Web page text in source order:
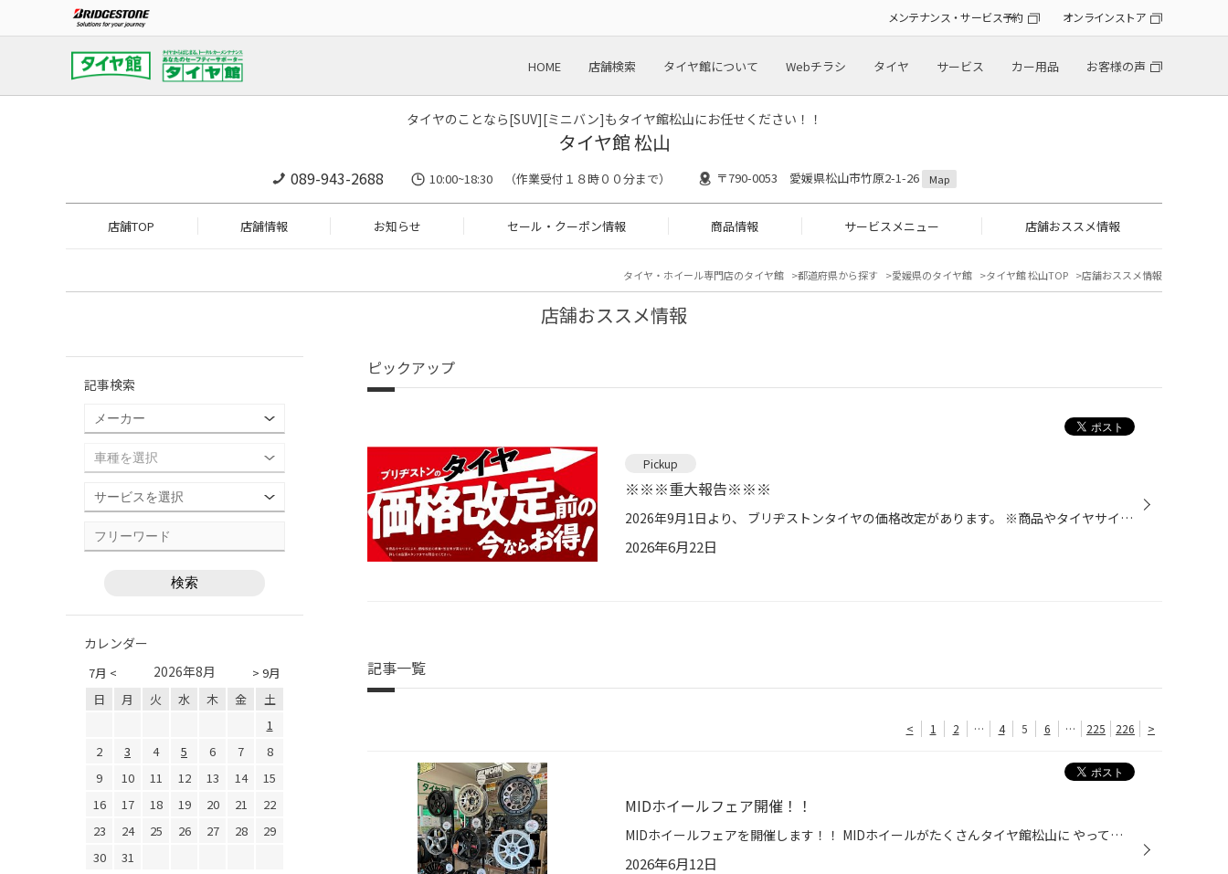
メンテナンス・サービス予約 オンラインストア
HOME 店舗検索 タイヤ館について Webチラシ タイヤ サービス カー用品 お客様の声
タイヤのことなら[SUV][ミニバン]もタイヤ館松山にお任せください！！
タイヤ館 松山
089-943-2688 10:00~18:30 （作業受付１８時００分まで） 〒790-0053 愛媛県松山市竹原2-1-26 Map
店舗TOP 店舗情報 お知らせ セール・クーポン情報 商品情報 サービスメニュー 店舗おススメ情報
タイヤ・ホイール専門店のタイヤ館 都道府県から探す 愛媛県のタイヤ館 タイヤ館 松山TOP 店舗おススメ情報
店舗おススメ情報
ピックアップ
Pickup
※※※重大報告※※※
2026年9月1日より、 ブリヂストンタイヤの価格改定があります。 ※商品やタイヤサイズにより、価格改定の有無・ 改定率が異なります。 価格改定前の今がお得です!! タイヤ交換をお考えの方はお早めに タイヤ館松山にお越しください(^^)/
2026年6月22日
記事一覧
< 1 2 … 4 5 6 … 225 226 >
MIDホイールフェア開催！！
MIDホイールフェアを開催します！！ MIDホイールがたくさんタイヤ館松山に やってきました！！ ラグジュアリーなデザインからスポーティーな ホイールまで幅広く展示しております！！ 開催期間 ６月１２日～６月２９日まで この機会に是非遊びに来てください！！ 当日、お車の横にホイール合わせる...
2026年6月12日
記事検索
カレンダー
7月 < > 9月
2026年8月
日 月 火 水 木 金
土
1
2
3 4 5 6 7
8
9
10 11 12 13 14
15
16
17 18 19 20 21
22
23
24 25 26 27 28
29
30
31